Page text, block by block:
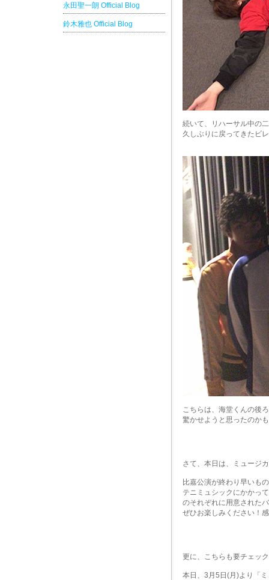
永田聖一朗 Official Blog
鈴木雅也 Official Blog
続いて、リハーサル中の
久しぶりに戻ってきたビ
こちらは、海堂くんの後
驚かせようと思ったのか
さて、本日は、ミュージ
比嘉公演が終わり早いも
テニミュシックにかかっ
のそれぞれに用意された
ぜひお楽しみください！
更に、こちらも要チェッ
本日、3月5日(月)より「